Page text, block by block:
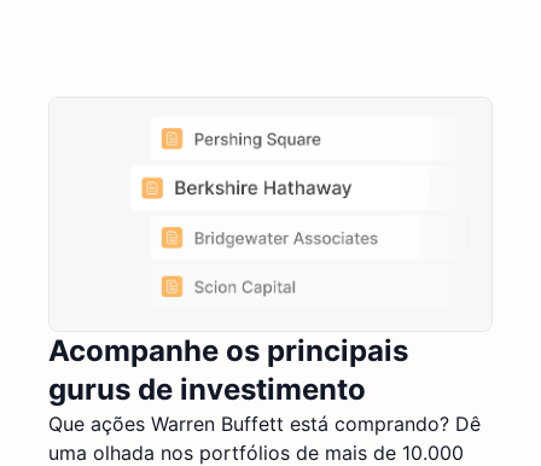
Acompanhe os principais
gurus de investimento
Que ações Warren Buffett está comprando? Dê
uma olhada nos portfólios de mais de 10.000